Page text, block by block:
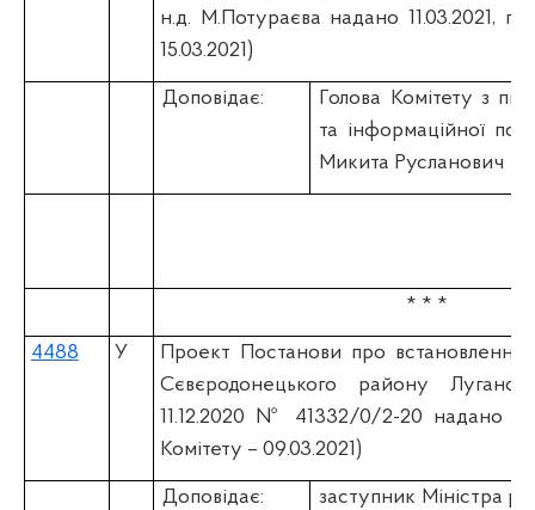
н.д. М.Потураєва надано 11.03.2021,
15.03.2021)
Доповідає: Голова Комітету з
та інформаційної
Микита Русланович
* * *
4488 У
Проект Постанови про
Сєвєродонецького району
11.12.2020 № 41332/0/2-20 надано
Комітету – 09.03.2021)
Доповідає:
заступник Міністра